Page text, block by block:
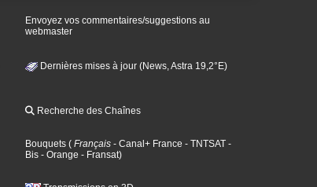
Envoyez vos commentaires/suggestions au
webmaster
Dernières mises à jour (News, Astra 19,2°E)
Recherche des Chaînes
Bouquets ( Français - Canal+ France - TNTSAT -
Bis - Orange - Fransat)